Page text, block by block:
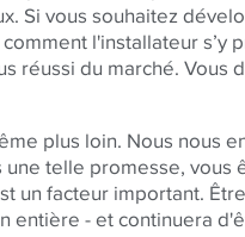
Si vous souhaitez
l'installateur s’y
réussi du marché. Vous
plus loin. Nous nous
telle promesse, vous
un facteur important.
entière - et continuera